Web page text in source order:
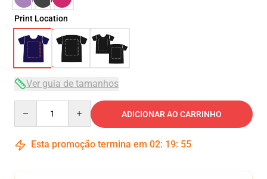
Print Location
Ver guia de tamanhos
ADICIONAR AO CARRINHO
Esta promoção termina em 02: 19: 54